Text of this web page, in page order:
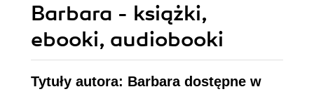
Barbara - książki,
ebooki, audiobooki
Tytuły autora: Barbara dostępne w